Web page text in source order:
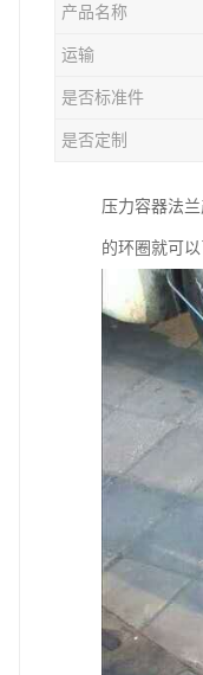
产品名称
运输
是否标准件
是否定制
压力容器法
的环圈就可以